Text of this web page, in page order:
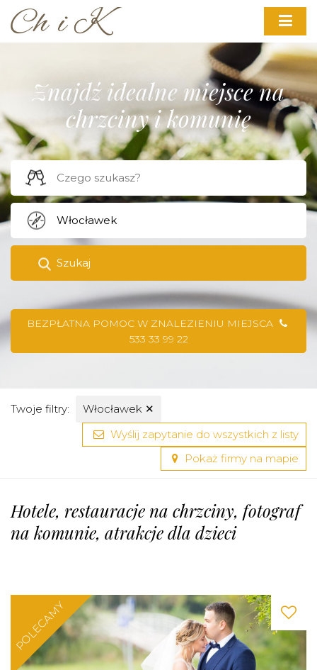
Znajdź idealne miejsce na
chrzciny i komunię
Szukaj
BEZPŁATNA POMOC W ZNALEZIENIU MIEJSCA
533 33 99 22
Twoje filtry: Włocławek ✕
Wyślij zapytanie do wszystkich z listy
Pokaż firmy na mapie
Hotele, restauracje na chrzciny, fotograf
na komunie, atrakcje dla dzieci
POLECAMY